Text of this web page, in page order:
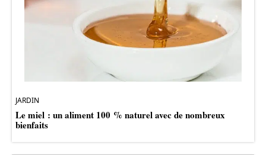
JARDIN
Le miel : un aliment 100 % naturel avec de nombreux
bienfaits